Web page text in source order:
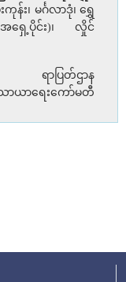
န်း၊ မင်္ဂလာဒုံ၊ ရွှေ
ရှေ့ပိုင်း)၊ လှိုင်
ရာပြတ်ဌာန
ာယာရေးကော်မတီ